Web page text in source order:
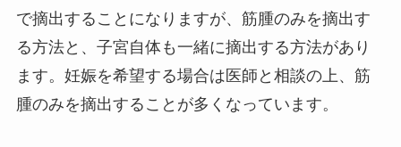
で摘出することになりますが、筋腫のみを摘出す
る方法と、子宮自体も一緒に摘出する方法があり
ます。妊娠を希望する場合は医師と相談の上、筋
腫のみを摘出することが多くなっています。